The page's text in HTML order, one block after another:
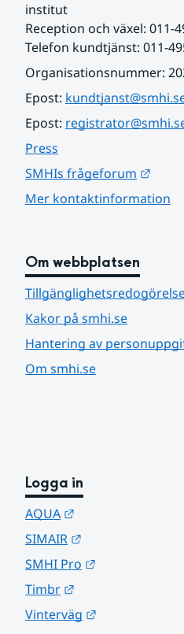
institut
Reception och växel: 011-
Telefon kundtjänst: 011-
Organisationsnummer:
Epost:
Epost:
Press
SMHIs frågeforum
Mer kontaktinformation
Om webbplatsen
Kakor på smhi.se
Hantering av
Om smhi.se
Logga in
AQUA
SIMAIR
SMHI Pro
Timbr
Vinterväg